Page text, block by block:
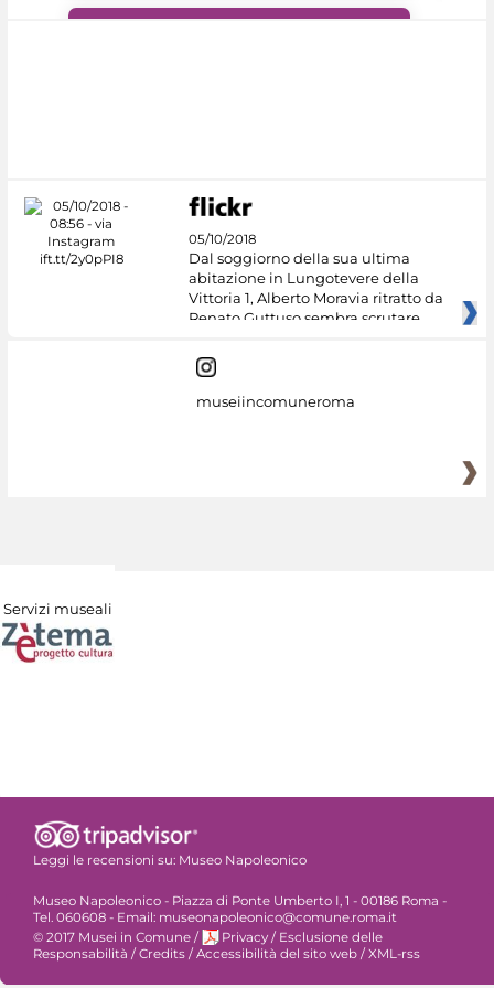
05/10/2018
Dal soggiorno della sua ultima
abitazione in Lungotevere della
Vittoria 1, Alberto Moravia ritratto da
Renato Guttuso sembra scrutare
museiincomuneroma
Servizi museali
Leggi le recensioni su: Museo Napoleonico
Museo Napoleonico - Piazza di Ponte Umberto I, 1 - 00186 Roma -
Tel. 060608 - Email: museonapoleonico@comune.roma.it
© 2017 Musei in Comune / Privacy / Esclusione delle
Responsabilità /Credits /Accessibilità del sito web /XML-rss